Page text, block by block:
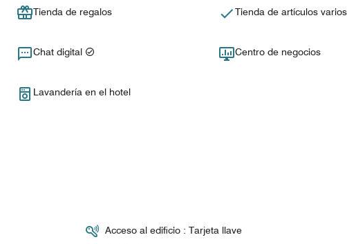
Tienda de regalos Tienda de artículos varios
Chat digital Centro de negocios
Lavandería en el hotel
Acceso al edificio : Tarjeta llave